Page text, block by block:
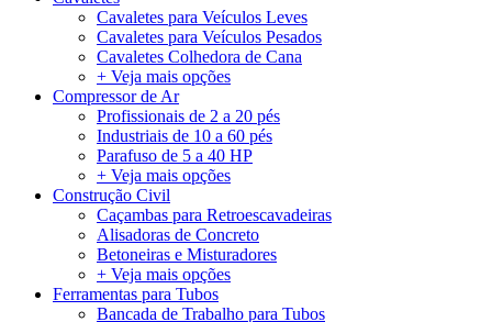
Cavaletes para Veículos Leves
Cavaletes para Veículos Pesados
Cavaletes Colhedora de Cana
+ Veja mais opções
Compressor de Ar
Profissionais de 2 a 20 pés
Industriais de 10 a 60 pés
Parafuso de 5 a 40 HP
+ Veja mais opções
Construção Civil
Caçambas para Retroescavadeiras
Alisadoras de Concreto
Betoneiras e Misturadores
+ Veja mais opções
Ferramentas para Tubos
Bancada de Trabalho para Tubos